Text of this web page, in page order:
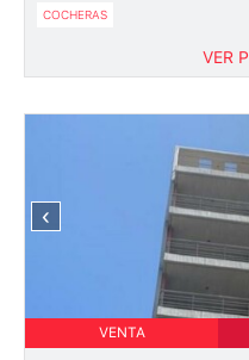
COCHERAS
VER
‹
VENTA